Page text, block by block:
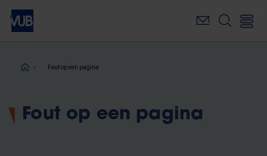
Overslaan
naar
inhoudKruimelpad
Fout op een pagina
Fout op een pagina